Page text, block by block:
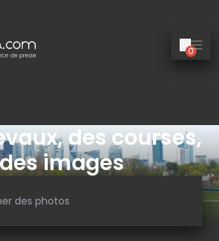
0
des courses,
des images